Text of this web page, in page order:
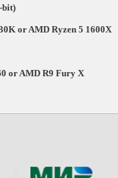
bit)
or AMD Ryzen 5 1600X
or AMD R9 Fury X